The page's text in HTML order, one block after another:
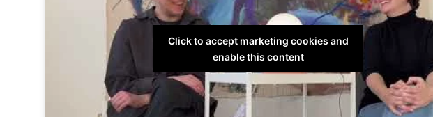
Click to accept marketing cookies and
enable this content